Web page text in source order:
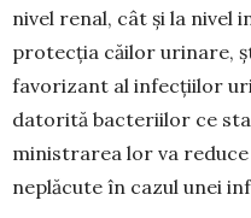
nivel renal, cât și la nivel
pro­tecția căilor urinare,
favorizant al infecțiilor
datorită bacteriilor ce
minis­trarea lor va
neplăcute în cazul unei